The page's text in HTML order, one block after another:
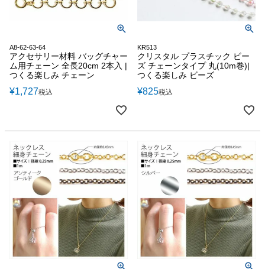
A8-62-63-64
アクセサリー材料 バッグチャー
ム用チェーン 全長20cm 2本入 |
つくる楽しみ チェーン
¥1,727税込
KR513
クリスタル プラスチック ビー
ズ チェーンタイプ 丸(10m巻)|
つくる楽しみ ビーズ
¥825税込